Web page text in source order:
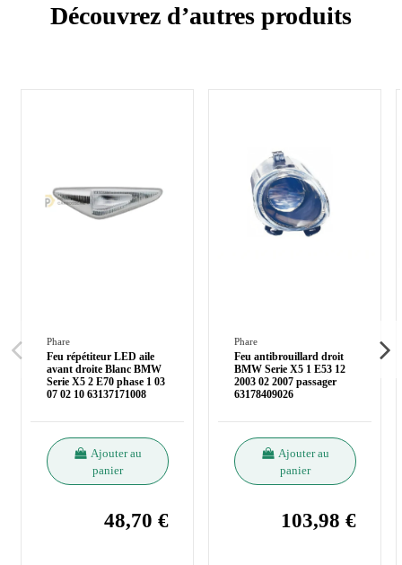
Découvrez d’autres produits
Phare
Feu répétiteur LED aile
avant droite Blanc BMW
Serie X5 2 E70 phase 1 03
07 02 10 63137171008
Ajouter au
panier
48,70 €
Phare
Feu antibrouillard droit
BMW Serie X5 1 E53 12
2003 02 2007 passager
63178409026
Ajouter au
panier
103,98 €